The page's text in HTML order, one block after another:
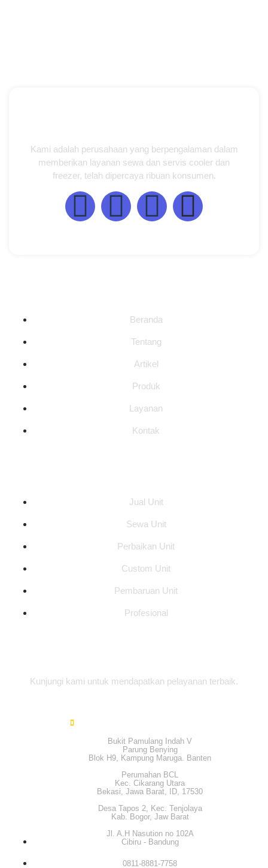
Kami adalah perusahaan yang berpengalaman dalam
memberikan layanan sewa dan servis cooler dan
freezer, telah dipercaya ribuan konsumen.
Beranda
Tentang
Artikel
Produk
Layanan
Kontak
Jual Unit
Sewa Unit
Perbaikan Unit
Custom Unit
Pembaruan Unit
Profesional
Kunjungi kami untuk mendapatkan pelayanan terbaik.
Bukit Pamulang Indah V
Parung Benying
Blok H9, Kampung Maruga. Banten
Perumahan BCL
Kec. Cikarang Utara
Bekasi, Jawa Barat, ID, 17530
Desa Tapos 2, Kec. Tenjolaya
Kab. Bogor, Jaw Barat
Jl. A.H Nasution no 102A
Cibiru - Bandung
0811-8881-7758